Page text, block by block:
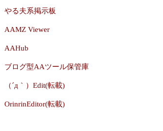
やる夫系掲示板
AAMZ Viewer
AAHub
ブログ型AAツール保管庫
（´д｀）Edit(転載)
OrinrinEditor(転載)